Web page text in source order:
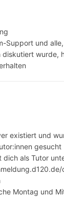
Support und
diskutiert wurde,
existiert und
gesucht
dich als Tutor
Montag und